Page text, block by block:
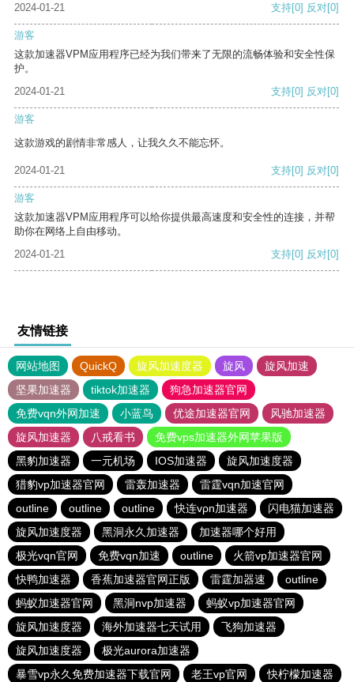
2024-01-21 支持[0] 反对[0]
游客
这款加速器VPM应用程序已经为我们带来了无限的流畅体验和安全性保
护。
2024-01-21
支持[0] 反对[0]
游客
这款游戏的剧情非常感人，让我久久不能忘怀。
2024-01-21 支持[0] 反对[0]
游客
这款加速器VPM应用程序可以给你提供最高速度和安全性的连接，并帮
助你在网络上自由移动。
2024-01-21
支持[0] 反对[0]
友情链接
网站地图 QuickQ 旋风加速度器 旋风
旋风加速
坚果加速器
tiktok加速器
狗急加速器官网
免费vqn外网加速
小蓝鸟 优途加速器官网
风驰加速器
旋风加速器
八戒看书
免费vps加速器外网苹果版
黑豹加速器
一元机场 IOS加速器
旋风加速度器
猎豹vp加速器官网
雷轰加速器
雷霆vqn加速官网
outline
outline outline 快连vρn加速器
闪电猫加速器
旋风加速度器
黑洞永久加速器
加速器哪个好用
极光vqn官网
免费vqn加速 outline
火箭vp加速器官网
快鸭加速器
香蕉加速器官网正版 雷霆加器速
outline
蚂蚁加速器官网
黑洞nvp加速器
蚂蚁vp加速器官网
旋风加速度器
海外加速器七天试用
飞狗加速器
旋风加速度器
极光aurora加速器
暴雪vp永久免费加速器下载官网
老王vp官网 快柠檬加速器